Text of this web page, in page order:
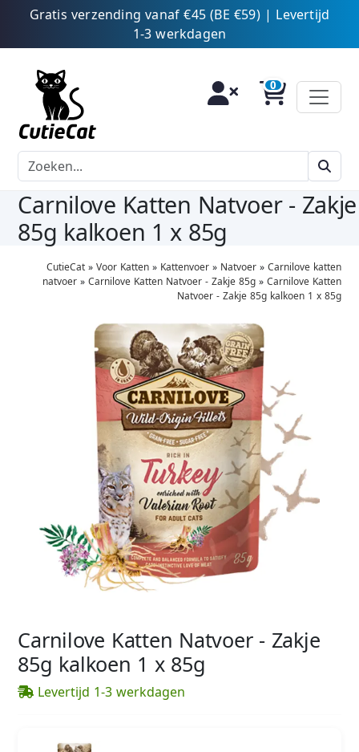
Gratis verzending vanaf €45 (BE €59) | Levertijd
1-3 werkdagen
Carnilove Katten Natvoer - Zakje
85g kalkoen 1 x 85g
CutieCat» Voor Katten» Kattenvoer» Natvoer» Carnilove katten
natvoer» Carnilove Katten Natvoer - Zakje 85g» Carnilove Katten
Natvoer - Zakje 85g kalkoen 1 x 85g
Carnilove Katten Natvoer - Zakje
85g kalkoen 1 x 85g
Levertijd 1-3 werkdagen